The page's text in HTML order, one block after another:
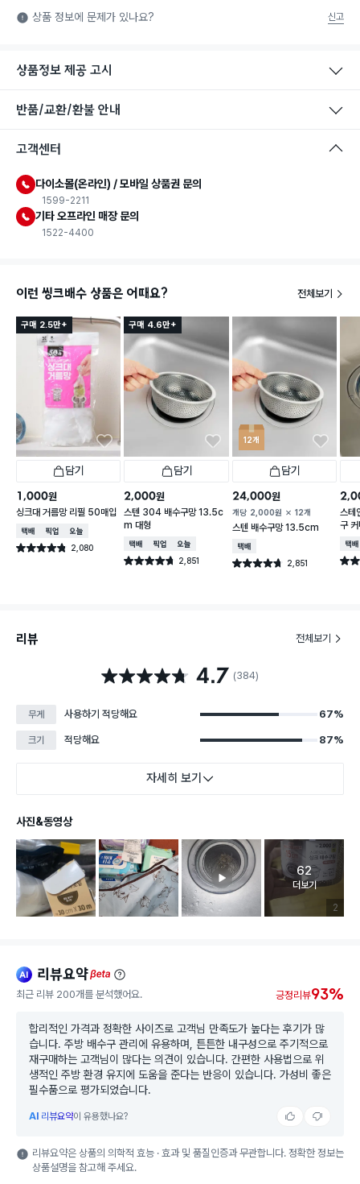
상품 정보에 문제가 있나요? 신고
상품정보 제공 고시
반품/교환/환불 안내
고객센터
다이소몰(온라인) / 모바일 상품권 문의
1599-2211
기타 오프라인 매장 문의
1522-4400
이런 씽크배수 상품은 어때요? 전체보기
구매 2.5만+
담기
1,000원
싱크대 거름망 리필 50매입
택배배송매장픽업오늘배송
별점 4.8점 2,080
건 작성
구매 4.6만+
담기
2,000원
스텐 304 배수구망 13.5c
m 대형
택배배송매장픽업오늘배송
별점 4.7점 2,851
건 작성
12개
담기
24,000원
개당 2,000원 12개
스텐 배수구망 13.5cm
택배배송
별점 4.7점 2,851
건 작성
스테
구
택배
별점
리뷰 전체보기
별점 4.7점 4.7 (384)
무게 사용하기 적당해요 67%
크기 적당해요 87%
자세히 보기
사진&동영상
리뷰 이
2
고객 리뷰
62
더보기
ai 리뷰요약beta
최근 리뷰 200개를 분석했어요. 긍정리뷰93%
합리적인 가격과 정확한 사이즈로 고객님 만족도가 높다는 후기가 많
습니다. 주방 배수구 관리에 유용하며, 튼튼한 내구성으로 주기적으로
재구매하는 고객님이 많다는 의견이 있습니다. 간편한 사용법으로 위
생적인 주방 환경 유지에 도움을 준다는 반응이 있습니다. 가성비 좋은
필수품으로 평가되었습니다.
AI 리뷰요약이 유용했나요?
리뷰요약은 상품의 의학적 효능 · 효과 및 품질인증과 무관합니다. 정확한 정보는
상품설명을 참고해 주세요.